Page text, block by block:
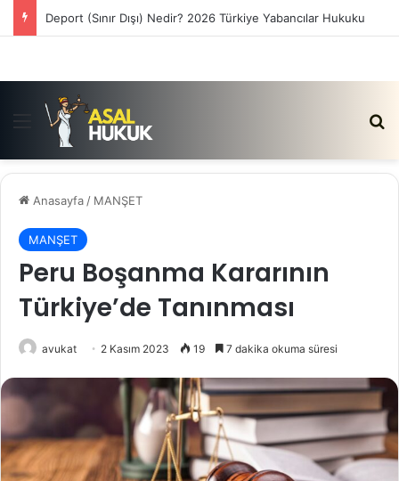
Satış Vaadi Sözleşmesi İptali Nedir?
Menü
Anasayfa / MANŞET
MANŞET
Peru Boşanma Kararının
Türkiye’de Tanınması
avukat 2 Kasım 2023 19 7 dakika okuma süresi